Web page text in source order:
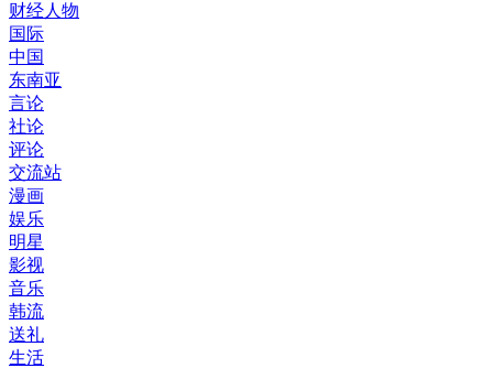
财经人物
国际
中国
东南亚
言论
社论
评论
交流站
漫画
娱乐
明星
影视
音乐
韩流
送礼
生活